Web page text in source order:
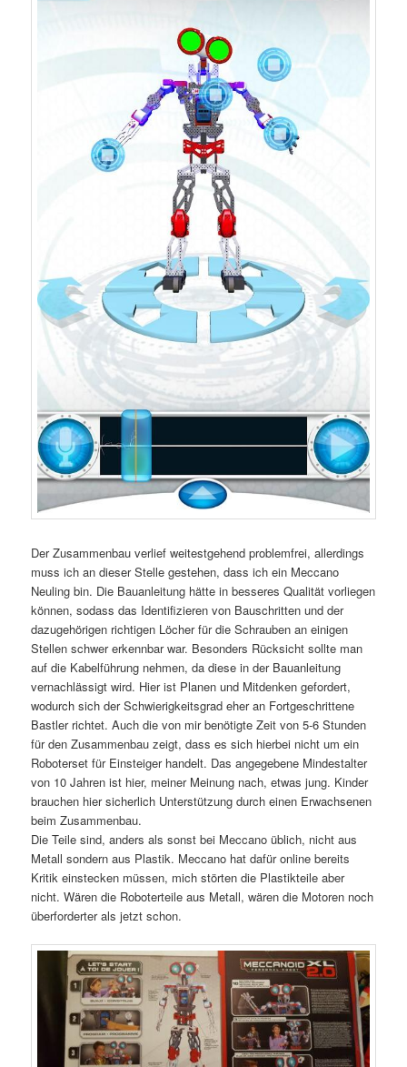
Der Zusammenbau verlief weitestgehend problemfrei, allerdings
muss ich an dieser Stelle gestehen, dass ich ein Meccano
Neuling bin. Die Bauanleitung hätte in besseres Qualität vorliegen
können, sodass das Identifizieren von Bauschritten und der
dazugehörigen richtigen Löcher für die Schrauben an einigen
Stellen schwer erkennbar war. Besonders Rücksicht sollte man
auf die Kabelführung nehmen, da diese in der Bauanleitung
vernachlässigt wird. Hier ist Planen und Mitdenken gefordert,
wodurch sich der Schwierigkeitsgrad eher an Fortgeschrittene
Bastler richtet. Auch die von mir benötigte Zeit von 5-6 Stunden
für den Zusammenbau zeigt, dass es sich hierbei nicht um ein
Roboterset für Einsteiger handelt. Das angegebene Mindestalter
von 10 Jahren ist hier, meiner Meinung nach, etwas jung. Kinder
brauchen hier sicherlich Unterstützung durch einen Erwachsenen
beim Zusammenbau.
Die Teile sind, anders als sonst bei Meccano üblich, nicht aus
Metall sondern aus Plastik. Meccano hat dafür online bereits
Kritik einstecken müssen, mich störten die Plastikteile aber
nicht. Wären die Roboterteile aus Metall, wären die Motoren noch
überforderter als jetzt schon.